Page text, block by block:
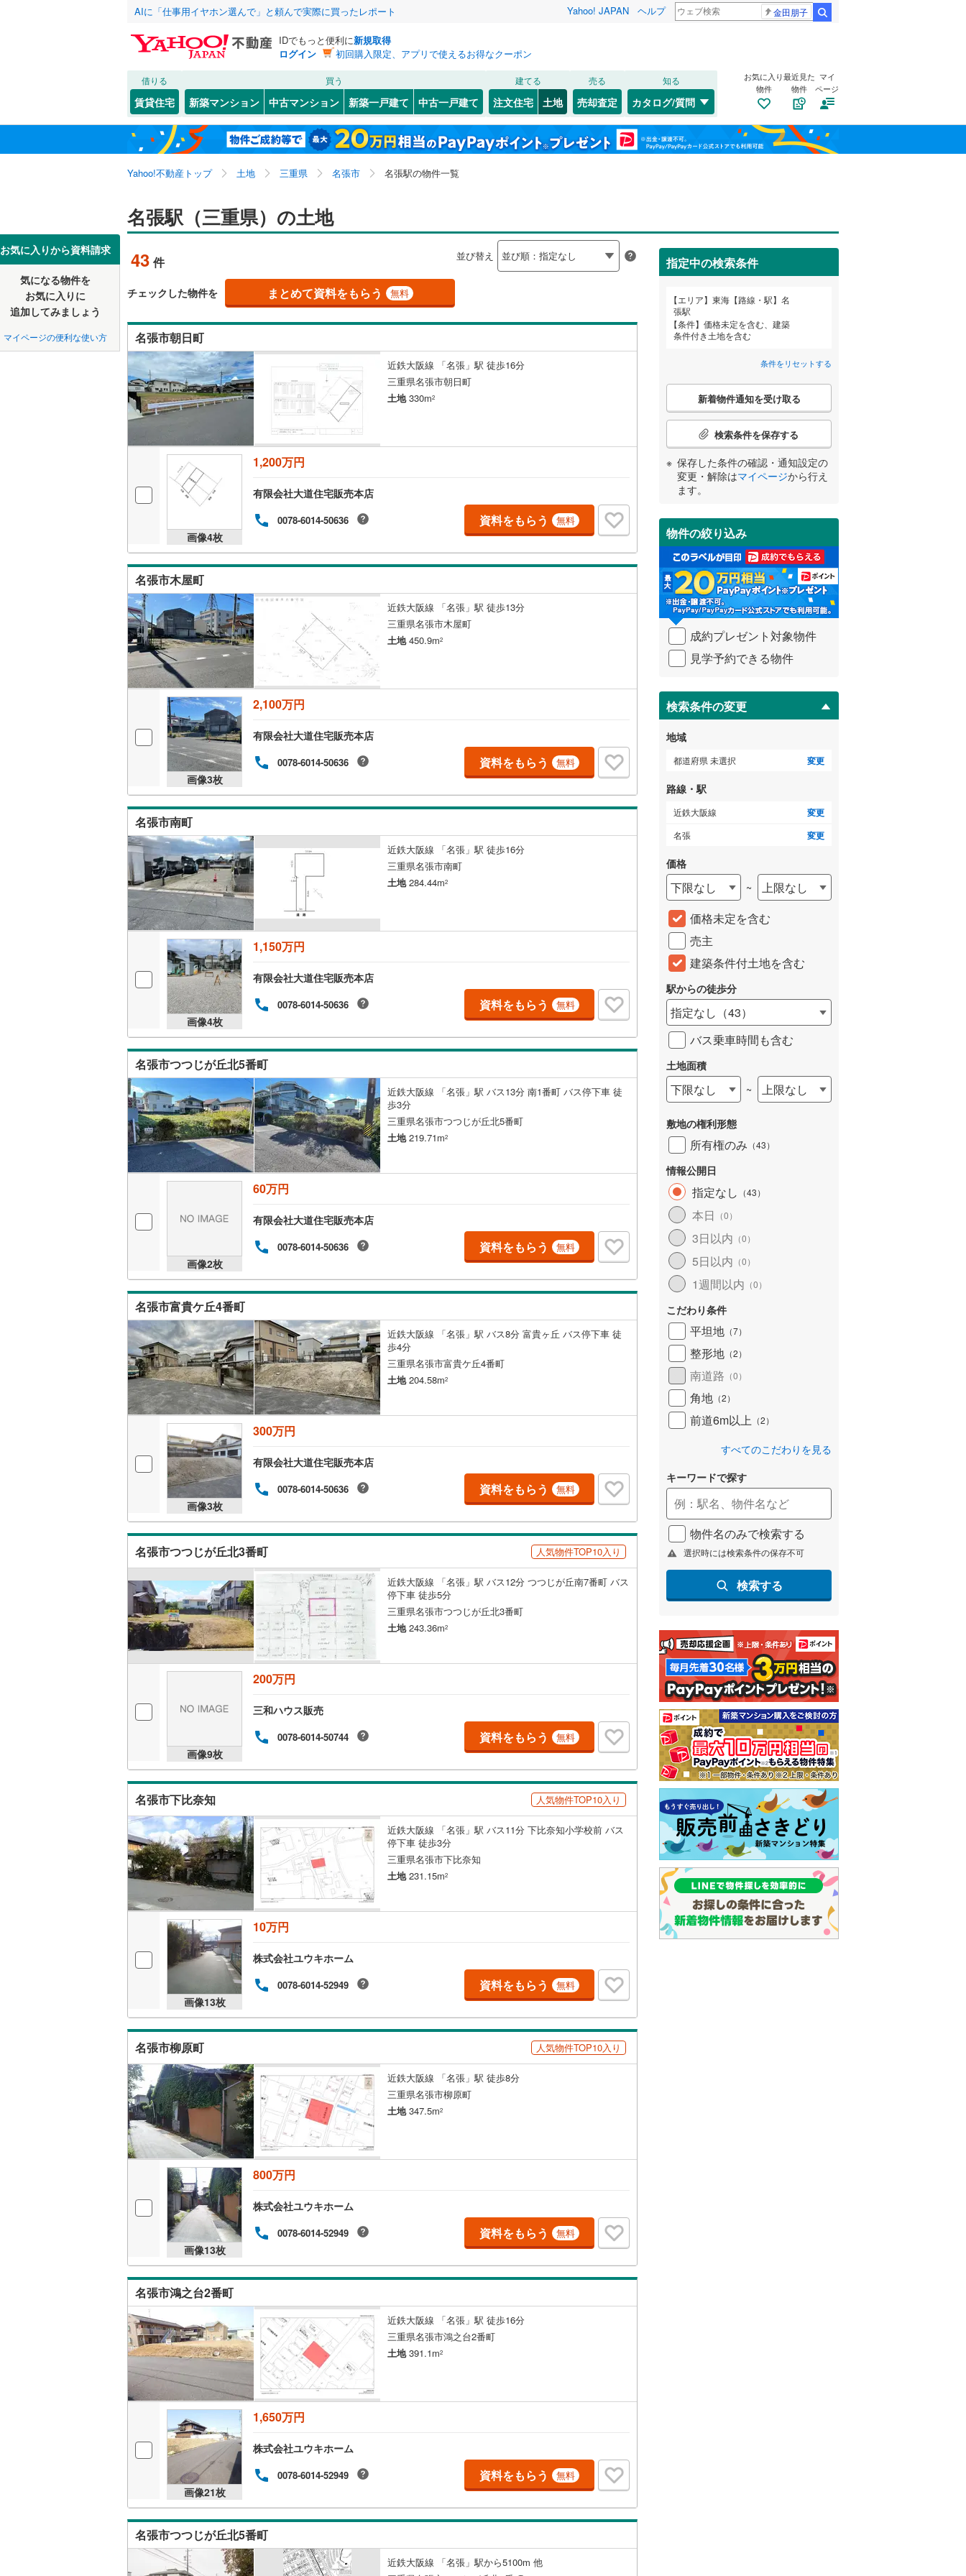
AIに「仕事用イヤホン選んで」と頼んで実際に買ったレポート Yahoo! JAPAN ヘルプ 金田朋子
IDでもっと便利に新規取得
ログイン
初回購入限定、アプリで使えるお得なクーポン
借りる
賃貸住宅
買う
新築マンション 中古マンション 新築一戸建て 中古一戸建て
建てる
注文住宅 土地
売る
売却査定
知る
カタログ/質問
お気に入り
物件
最近見た
物件
マイ
ページ
Yahoo!不動産トップ 土地 三重県 名張市 名張駅の物件一覧
お気に入りから資料請求
気になる物件を
お気に入りに
追加してみましょう
マイページの便利な使い方
名張駅（三重県）の土地
43 件 並び替え
チェックした物件を まとめて資料をもらう 無料
名張市朝日町
近鉄大阪線 「名張」駅 徒歩16分
三重県名張市朝日町
土地330m2
画像4枚
1,200万円
有限会社大道住宅販売本店
0078-6014-50636 資料をもらう 無料
名張市木屋町
近鉄大阪線 「名張」駅 徒歩13分
三重県名張市木屋町
土地450.9m2
画像3枚
2,100万円
有限会社大道住宅販売本店
0078-6014-50636 資料をもらう 無料
名張市南町
近鉄大阪線 「名張」駅 徒歩16分
三重県名張市南町
土地284.44m2
画像4枚
1,150万円
有限会社大道住宅販売本店
0078-6014-50636 資料をもらう 無料
名張市つつじが丘北5番町
近鉄大阪線 「名張」駅 バス13分 南1番町 バス停下車 徒
歩3分
三重県名張市つつじが丘北5番町
土地219.71m2
画像2枚
60万円
有限会社大道住宅販売本店
0078-6014-50636 資料をもらう 無料
名張市富貴ケ丘4番町
近鉄大阪線 「名張」駅 バス8分 富貴ヶ丘 バス停下車 徒
歩4分
三重県名張市富貴ケ丘4番町
土地204.58m2
画像3枚
300万円
有限会社大道住宅販売本店
0078-6014-50636 資料をもらう 無料
名張市つつじが丘北3番町 人気物件TOP10入り
近鉄大阪線 「名張」駅 バス12分 つつじが丘南7番町 バス
停下車 徒歩5分
三重県名張市つつじが丘北3番町
土地243.36m2
画像9枚
200万円
三和ハウス販売
0078-6014-50744 資料をもらう 無料
名張市下比奈知 人気物件TOP10入り
近鉄大阪線 「名張」駅 バス11分 下比奈知小学校前 バス
停下車 徒歩3分
三重県名張市下比奈知
土地231.15m2
画像13枚
10万円
株式会社ユウキホーム
0078-6014-52949 資料をもらう 無料
名張市柳原町 人気物件TOP10入り
近鉄大阪線 「名張」駅 徒歩8分
三重県名張市柳原町
土地347.5m2
画像13枚
800万円
株式会社ユウキホーム
0078-6014-52949 資料をもらう 無料
名張市鴻之台2番町
近鉄大阪線 「名張」駅 徒歩16分
三重県名張市鴻之台2番町
土地391.1m2
画像21枚
1,650万円
株式会社ユウキホーム
0078-6014-52949 資料をもらう 無料
名張市つつじが丘北5番町
近鉄大阪線 「名張」駅から5100m 他
指定中の検索条件
エリア
東海【路線・駅】名
張駅
条件
価格未定を含む、建築
条件付き土地を含む
条件をリセットする
こ
検
条
件
受
け
取
る
・
条
件
を
イ
ペ
ジ
に
保
存
す
る
新着物件通知を受け取る
検索条件を保存する
保存した条件の確認・通知設定の
変更・解除はマイページから行え
ます。
物件の絞り込み
成約プレゼント対象物件
見学予約できる物件
検索条件の変更
地域
都道府県 未選択 変更
路線・駅
近鉄大阪線 変更
名張 変更
価格
下限なし ~
上限なし
価格未定を含む
売主
建築条件付土地を含む
駅からの徒歩分
指定なし （43）
バス乗車時間も含む
土地面積
下限なし ~ 上限なし
敷地の権利形態
所有権のみ （43）
情報公開日
指定なし （43）
本日 （0）
3日以内 （0）
5日以内 （0）
1週間以内 （0）
こだわり条件
平坦地 （7）
整形地 （2）
南道路 （0）
角地 （2）
前道6m以上 （2）
すべてのこだわりを見る
キーワードで探す
物件名のみで検索する
選択時には検索条件の保存不可
検索する
北海道 北海道
東北 青森 岩手 宮城 秋田 山形 福島
関東 東京 神奈川 埼玉
信越・北陸 新潟
三重
近畿 大阪 兵庫
中国 鳥取 島根 岡山 広島 山口
四国 香川 愛媛 高知
九州・沖縄 福岡 佐賀 長崎 鹿児島 沖縄
該当物件0 条件をリセットする
該当物件0 条件をリセットする
該当物件0 条件をリセットする
JR 東海道本線（JR東日本）(24) 伊東線(49) 東海道本線（JR東海）(
)
御殿場線(92) 身延線(27) 飯田線(357
中央本線（JR東海）(375) 武豊線(41) 高山本線（JR東海）(45)
太多線( 77)
草津線(24)
地下鉄 名古屋市営地下鉄名城線 名古屋市営地下鉄鶴舞線
名古屋市営地下鉄桜通線 (169)
私鉄・その他 伊豆急行(93) 伊豆箱根鉄道駿豆線(48) 天竜浜名湖鉄道(22)
愛知環状鉄道(279) 長良川鉄道(30)
東海交通事業城北線
名古屋臨海高速鉄道あおなみ線
岳南鉄道線(2)
静岡鉄道静岡清水線 大井川鐵道井川線(0)
遠州鉄道(71) 豊橋鉄道東田本線(334) 豊橋鉄道渥美線(355)
名鉄豊川線(123)
名鉄三河線(209)
名鉄常滑線(123) 名鉄築港線(14)
名鉄河和線(78) 名鉄知多新線(4) 名鉄津島線(17)
名鉄犬山線(178)
名鉄各務原線
名鉄広見線( 名鉄小牧線(128)
名鉄瀬戸線
208 ) 樽見鉄道(44)
明知鉄道(4) 三岐鉄道三岐線(16)
三岐鉄道北勢線(14) 四日市あすなろう鉄道(8) 近鉄志摩線(16)
近鉄鈴鹿線(8)
近鉄大阪線(208) 伊賀鉄道伊賀線(57)
該当物件0 条件をリセットする
(43) 桔梗が丘 (42) (7) (19) (0) (14) (0) (21) (4) (0)
(0) (0
該当物件0 条件をリセットする
こだわり条件 配置、向き、建ち方、日当たり
前道6m以上（2） 角地（2） 南道路（0）
平坦地（7） 整形地（2） 古家あり（2）
更地渡し（1
最寄りの駅が始発駅（0）
オンライン内見(相談)可（1） IT重説可（0）
オンライン対応とは？ 詳しく見る
該当物件0 条件をリセットする
検索条件を保存しました
この検索条件の新着物件通知は、 マイページから設定できます。
保存した条件を見る
東海、名張駅、価格未定を含む、建築条件付き土地を含
む
検索条件を保存する
マイページ
お気に入りリストを見る
閉じる
お気に入りリストを見る
閉じる